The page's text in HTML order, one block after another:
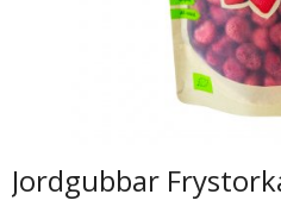
Jordgubbar